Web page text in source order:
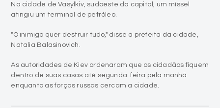
Na cidade de Vasylkiv, sudoeste da capital, um míssel
atingiu um terminal de petróleo.
"O inimigo quer destruir tudo," disse a prefeita da cidade,
Natalia Balasinovich.
As autoridades de Kiev ordenaram que os cidadãos fiquem
dentro de suas casas até segunda-feira pela manhã
enquanto as forças russas cercam a cidade.